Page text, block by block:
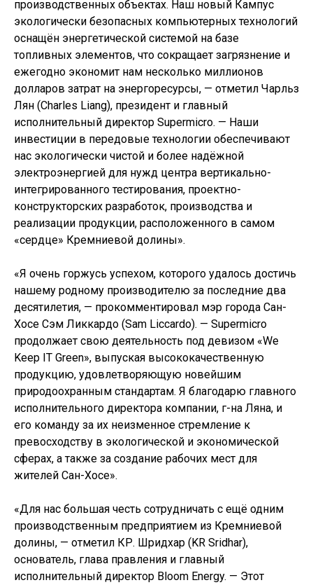
производственных объектах. Наш новый Кампус
экологически безопасных компьютерных технологий
оснащён энергетической системой на базе
топливных элементов, что сокращает загрязнение и
ежегодно экономит нам несколько миллионов
долларов затрат на энергоресурсы, — отметил Чарльз
Лян (Charles Liang), президент и главный
исполнительный директор Supermicro. — Наши
инвестиции в передовые технологии обеспечивают
нас экологически чистой и более надёжной
электроэнергией для нужд центра вертикально-
интегрированного тестирования, проектно-
конструкторских разработок, производства и
реализации продукции, расположенного в самом
«сердце» Кремниевой долины».
«Я очень горжусь успехом, которого удалось достичь
нашему родному производителю за последние два
десятилетия, — прокомментировал мэр города Сан-
Хосе Сэм Ликкардо (Sam Liccardo). — Supermicro
продолжает свою деятельность под девизом «We
Keep IT Green», выпуская высококачественную
продукцию, удовлетворяющую новейшим
природоохранным стандартам. Я благодарю главного
исполнительного директора компании, г-на Ляна, и
его команду за их неизменное стремление к
превосходству в экологической и экономической
сферах, а также за создание рабочих мест для
жителей Сан-Хосе».
«Для нас большая честь сотрудничать с ещё одним
производственным предприятием из Кремниевой
долины, — отметил КР. Шридхар (KR Sridhar),
основатель, глава правления и главный
исполнительный директор Bloom Energy. — Этот